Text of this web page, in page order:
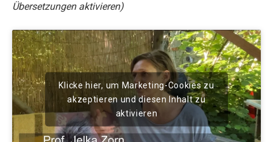
Übersetzungen aktivieren)
Klicke hier, um Marketing-Cookies zu
akzeptieren und diesen Inhalt zu
aktivieren